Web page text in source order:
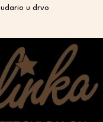
udario u drvo